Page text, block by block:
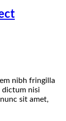
nibh fringilla
dictum nisi
sit amet,